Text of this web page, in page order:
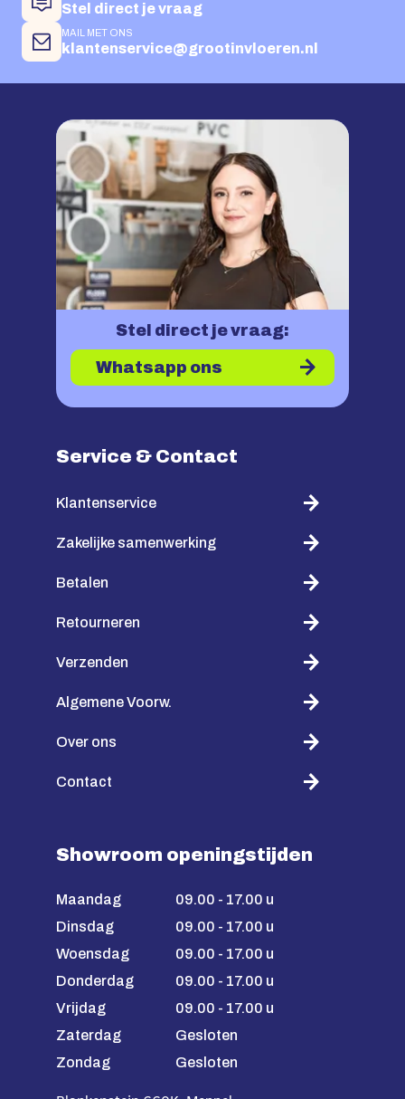
Stel direct je vraag
MAIL MET ONS
klantenservice@grootinvloeren.nl
Stel direct je vraag:
Whatsapp ons
Service & Contact
Klantenservice
Zakelijke samenwerking
Betalen
Retourneren
Verzenden
Algemene Voorw.
Over ons
Contact
Showroom openingstijden
Maandag
09.00 - 17.00 u
Dinsdag
09.00 - 17.00 u
Woensdag
09.00 - 17.00 u
Donderdag
09.00 - 17.00 u
Vrijdag
09.00 - 17.00 u
Zaterdag
Gesloten
Zondag
Gesloten